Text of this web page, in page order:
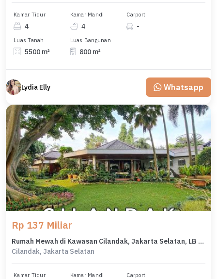
Kamar Tidur
4
Kamar Mandi
4
Carport
-
Luas Tanah
5500 m²
Luas Bangunan
800 m²
Lydia Elly Whatsapp
Rp 137 Miliar
Rumah Mewah di Kawasan Cilandak, Jakarta Selatan, LB 800m², Harga 137 Miliar
Cilandak, Jakarta Selatan
Kamar Tidur Kamar Mandi Carport